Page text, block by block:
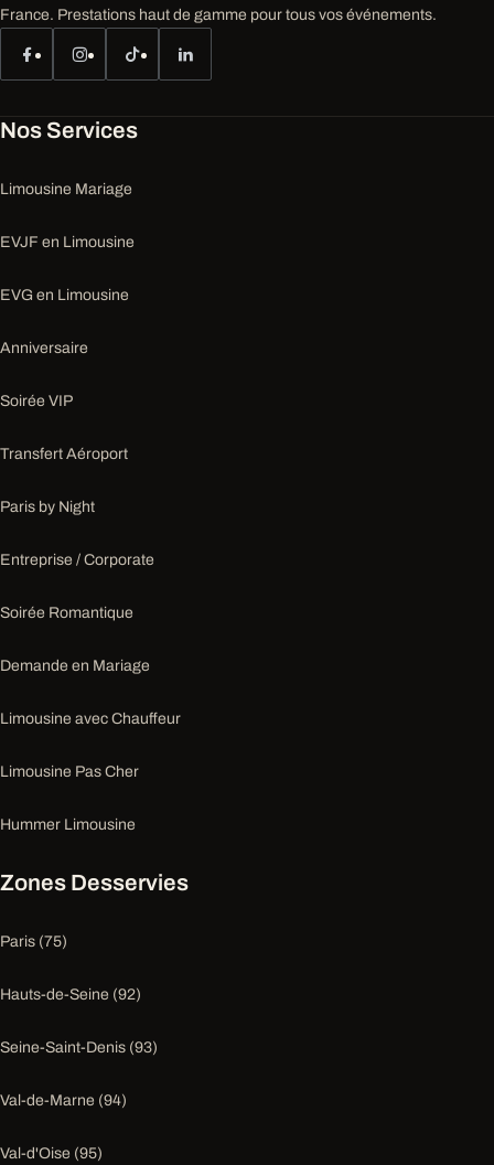
France. Prestations haut de gamme pour tous vos événements.
Nos Services
Limousine Mariage
EVJF en Limousine
EVG en Limousine
Anniversaire
Soirée VIP
Transfert Aéroport
Paris by Night
Entreprise / Corporate
Soirée Romantique
Demande en Mariage
Limousine avec Chauffeur
Limousine Pas Cher
Hummer Limousine
Zones Desservies
Paris (75)
Hauts-de-Seine (92)
Seine-Saint-Denis (93)
Val-de-Marne (94)
Val-d'Oise (95)